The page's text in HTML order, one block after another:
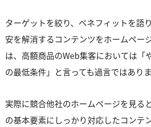
ターゲットを絞り、ベネフィットを語
安を解消するコンテンツをホームペー
は、高額商品のWeb集客においては「
の最低条件」と言っても過言ではありま
実際に競合他社のホームページを見る
の基本要素にしっかり対応したコンテ